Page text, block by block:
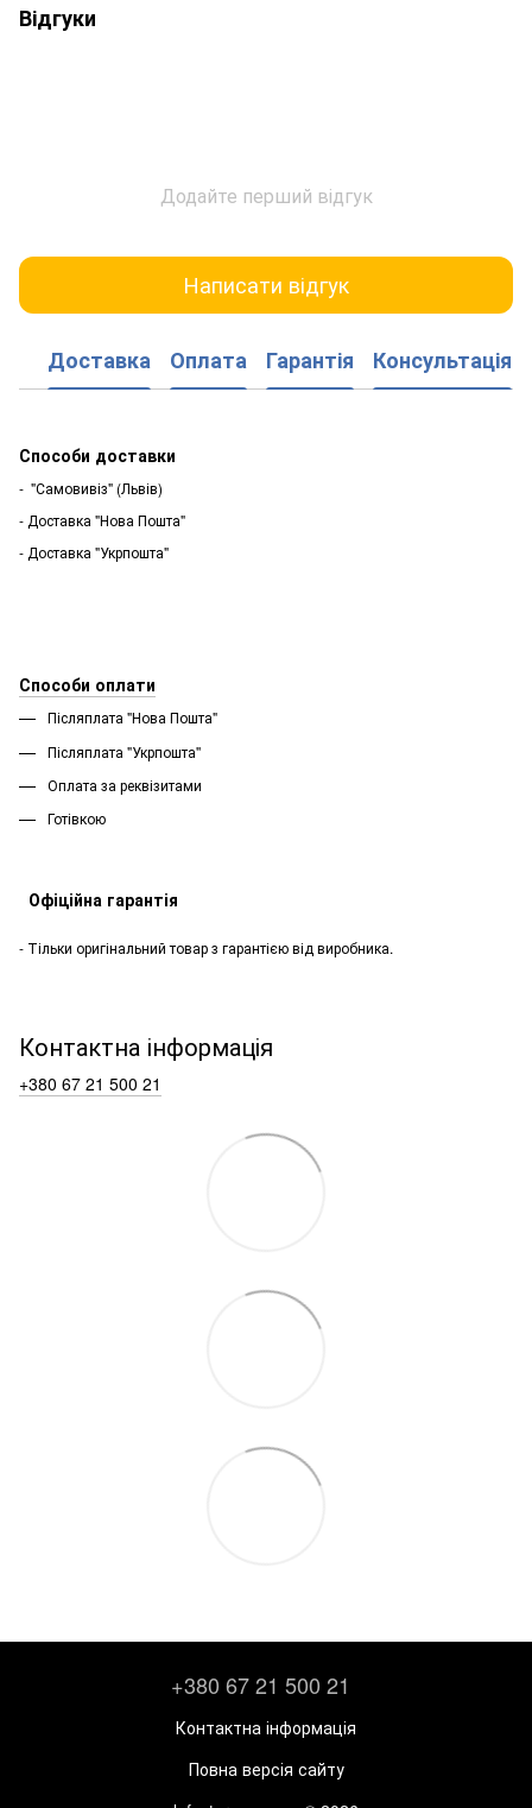
Відгуки
Додайте перший відгук
Написати відгук
Доставка Оплата Гарантія Консультація
Способи доставки
- "Самовивіз" (Львів)
- Доставка "Нова Пошта"
- Доставка "Укрпошта"
Способи оплати
Післяплата "Нова Пошта"
Післяплата "Укрпошта''
Оплата за реквізитами
Готівкою
Офіційна гарантія
- Тільки оригінальний товар з гарантією від виробника.
Контактна інформація
+380 67 21 500 21
+380 67 21 500 21
Контактна інформація
Повна версія сайту